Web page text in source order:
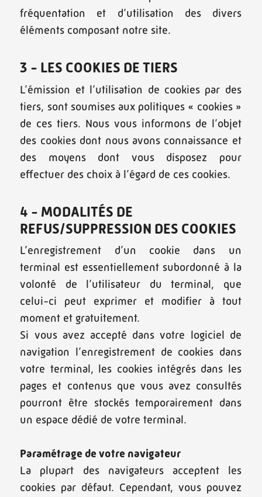
fréquentation et d’utilisation des divers
éléments composant notre site.
3 - LES COOKIES DE TIERS
L’émission et l’utilisation de cookies par des
tiers, sont soumises aux politiques « cookies »
de ces tiers. Nous vous informons de l’objet
des cookies dont nous avons connaissance et
des moyens dont vous disposez pour
effectuer des choix à l’égard de ces cookies.
4 - MODALITÉS DE
REFUS/SUPPRESSION DES COOKIES
L’enregistrement d’un cookie dans un
terminal est essentiellement subordonné à la
volonté de l’utilisateur du terminal, que
celui-ci peut exprimer et modifier à tout
moment et gratuitement.
Si vous avez accepté dans votre logiciel de
navigation l’enregistrement de cookies dans
votre terminal, les cookies intégrés dans les
pages et contenus que vous avez consultés
pourront être stockés temporairement dans
un espace dédié de votre terminal.
Paramétrage de votre navigateur
La plupart des navigateurs acceptent les
cookies par défaut. Cependant, vous pouvez